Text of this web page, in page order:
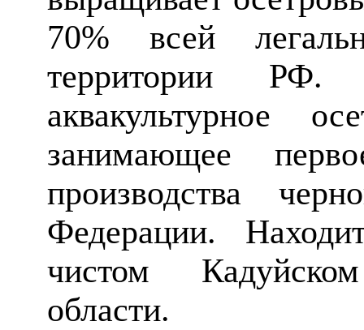
70% всей
территории
аквакультурное
занимающее
производства
Федерации.
чистом
области.